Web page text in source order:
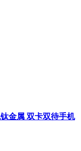
金属 双卡双待手机